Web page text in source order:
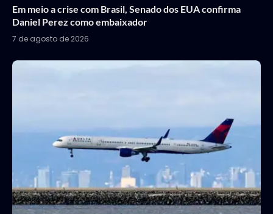
Em meio a crise com Brasil, Senado dos EUA confirma
Daniel Perez como embaixador
7 de agosto de 2026